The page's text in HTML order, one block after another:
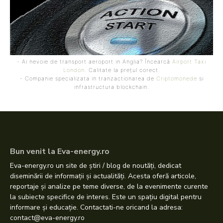
- Ai nevoie de transport aeroport in Anglia? Încearcă Airport Taxi
London . Calitate la prețul corect.
- Companie specializata in tranzactionarea de Criptomonede si
infrastructura blockchain.
Bun venit la Eva-energy.ro
Eva-energy.ro un site de știri / blog de noutăți, dedicat
diseminării de informații și actualități. Acesta oferă articole,
reportaje și analize pe teme diverse, de la evenimente curente
la subiecte specifice de interes. Este un spațiu digital pentru
informare și educație. Contactati-ne oricand la adresa:
contact@eva-energy.ro